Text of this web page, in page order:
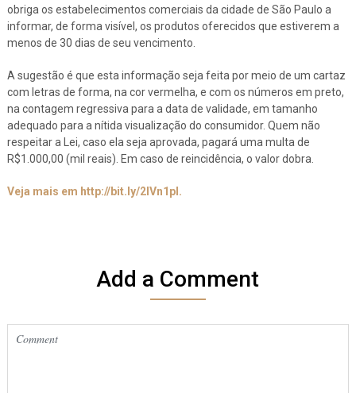
obriga os estabelecimentos comerciais da cidade de São Paulo a
informar, de forma visível, os produtos oferecidos que estiverem a
menos de 30 dias de seu vencimento.
A sugestão é que esta informação seja feita por meio de um cartaz
com letras de forma, na cor vermelha, e com os números em preto,
na contagem regressiva para a data de validade, em tamanho
adequado para a nítida visualização do consumidor. Quem não
respeitar a Lei, caso ela seja aprovada, pagará uma multa de
R$1.000,00 (mil reais). Em caso de reincidência, o valor dobra.
Veja mais em http://bit.ly/2lVn1pl.
Add a Comment